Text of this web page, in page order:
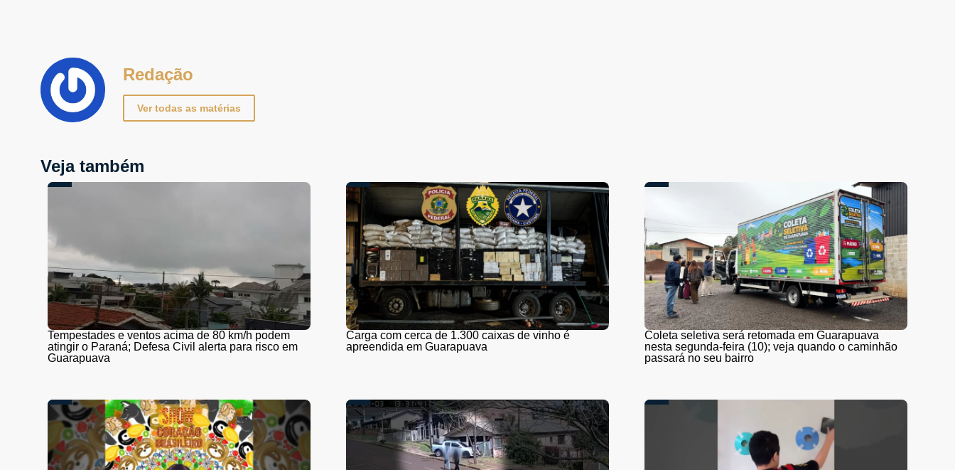
Redação
Ver todas as matérias
Veja também
Tempestades e ventos acima de 80 km/h podem
atingir o Paraná; Defesa Civil alerta para risco em
Guarapuava
Carga com cerca de 1.300 caixas de vinho é
apreendida em Guarapuava
Coleta seletiva será retomada em Guarapuava
nesta segunda-feira (10); veja quando o caminhão
passará no seu bairro